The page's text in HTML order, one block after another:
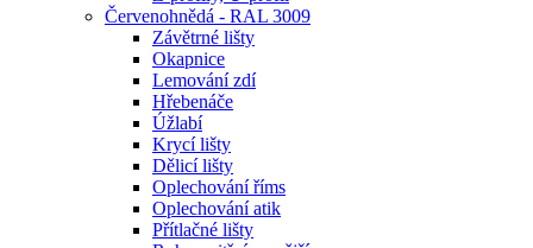
Červenohnědá - RAL 3009
Závětrné lišty
Okapnice
Lemování zdí
Hřebenáče
Úžlabí
Krycí lišty
Dělicí lišty
Oplechování říms
Oplechování atik
Přítlačné lišty